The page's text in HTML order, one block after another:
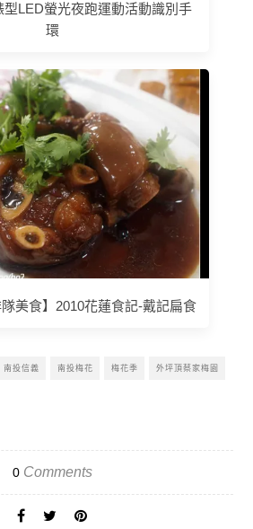
型LED螢光夜跑運動活動識別手
環
美食】2010花蓮食記-戴記扁食
南投信義 南投梅花 梅花季 外坪頂蔡家梅園
0Comments